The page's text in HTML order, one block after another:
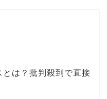
は？批判殺到で直接